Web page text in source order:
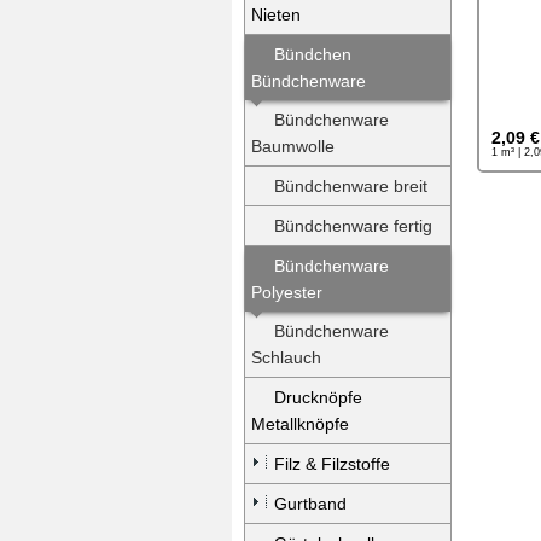
Nieten
Bündchen
Bündchenware
Bündchenware
Baumwolle
Bündchenware breit
Bündchenware fertig
Bündchenware
Polyester
Bündchenware
Schlauch
Drucknöpfe
Metallknöpfe
Filz & Filzstoffe
Gurtband
2,09
1 m³ |